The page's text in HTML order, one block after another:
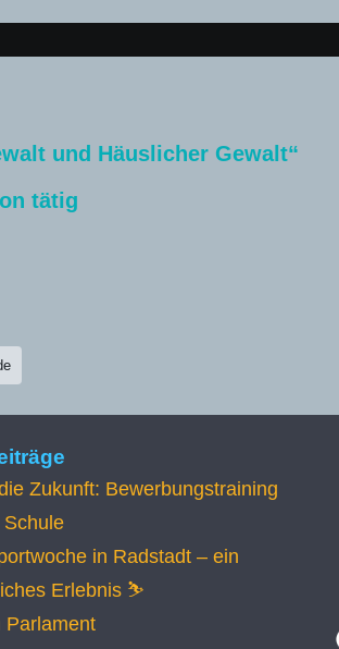
und Häuslicher Gewalt“
tätig
Zukunft: Bewerbungstraining
in Radstadt – ein
Erlebnis ⛷️
Parlament